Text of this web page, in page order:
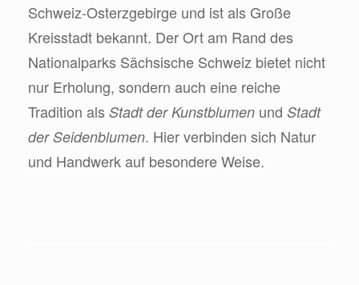
Schweiz-Osterzgebirge und ist als Große
Kreisstadt bekannt. Der Ort am Rand des
Nationalparks Sächsische Schweiz bietet nicht
nur Erholung, sondern auch eine reiche
Tradition als Stadt der Kunstblumen und Stadt
der Seidenblumen. Hier verbinden sich Natur
und Handwerk auf besondere Weise.